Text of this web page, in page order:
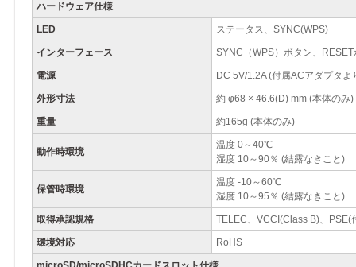
ハードウェア仕様
LED ステータス、SYNC(WPS)
インターフェース SYNC（WPS）ボタン、
電源 DC 5V/1.2A (付属ACアダプタよ
外形寸法 約 φ68 × 46.6(D) mm (本体のみ)
重量 約165g (本体のみ)
動作時環境
温度 0～40℃
湿度 10～90％ (結露なきこと)
保管時環境
温度 -10～60℃
湿度 10～95％ (結露なきこと)
取得承認規格 TELEC、VCCI(Class B)、PSE(
環境対応 RoHS